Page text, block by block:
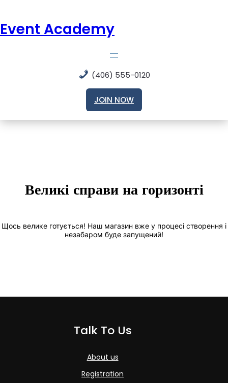
Event Academy
(406) 555-0120
JOIN NOW
Великі справи на горизонті
Щось велике готується! Наш магазин вже у процесі створення і
незабаром буде запущений!
Talk To Us
About us
Registration